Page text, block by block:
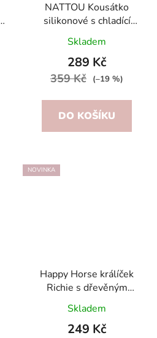
NATTOU Kousátko
silikonové s chladící
částí bez BPA modrá
myška
Skladem
289 Kč
359 Kč (–19 %)
DO KOŠÍKU
NOVINKA
Happy Horse králíček
Richie s dřevěným
kroužkem -Zelený
Skladem
249 Kč